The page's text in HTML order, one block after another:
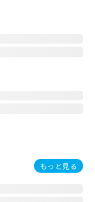
もっと見る